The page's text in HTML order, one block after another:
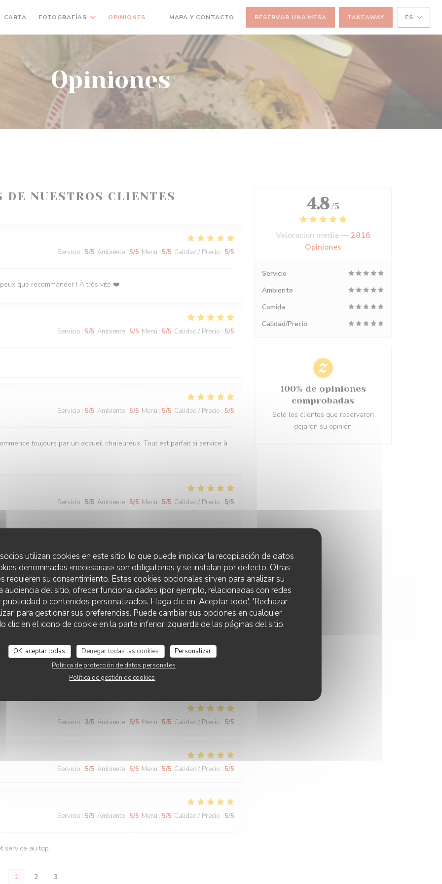
utilizan cookies en este sitio, lo que puede implicar la recopilación de datos
denominadas «necesarias» son obligatorias y se instalan por defecto. Otras
requieren su consentimiento. Estas cookies opcionales sirven para analizar su
audiencia del sitio, ofrecer funcionalidades (por ejemplo, relacionadas con redes
publicidad o contenidos personalizados. Haga clic en 'Aceptar todo', 'Rechazar
para gestionar sus preferencias. Puede cambiar sus opciones en cualquier
clic en el icono de cookie en la parte inferior izquierda de las páginas del sitio.
OK, aceptar todas Denegar todas las cookies
Personalizar
Política de protección de datos personales
Política de gestión de cookies
CARTA FOTOGRAFÍAS OPINIONES MAPA Y CONTACTO RESERVAR UNA MESA TAKEAWAY ES
Opiniones
DE NUESTROS CLIENTES
Servicio : 5/5 Ambiente : 5/5 Menú : 5/5 Calidad / Precio : 5/5
que recommander ! À très vite ❤️
Servicio : 5/5 Ambiente : 5/5 Menú : 5/5 Calidad / Precio : 5/5
Servicio : 5/5 Ambiente : 5/5 Menú : 5/5 Calidad / Precio : 5/5
toujours par un accueil chaleureux. Tout est parfait si service à
Servicio : 5/5 Ambiente : 5/5 Menú : 5/5 Calidad / Precio : 5/5
cuisine et un personnel au top !
Servicio:5/5 Ambiente: 5/5 Menú: 5 /5 Calidad / Precio: 5/5
Servicio:5/5 Ambiente: 5 /5 Menú
Servicio : 3/5 Ambiente : 5/5 Menú : 5/5 Calidad / Precio : 5/5
Servicio : 5/5 Ambiente : 5/5 Menú : 5/5 Calidad / Precio : 5/5
Servicio : 5/5 Ambiente : 5/5 Menú : 5/5 Calidad / Precio : 5/5
service au top
1 2 3
4.8 /5
Valoración media —2816
Opiniones
Servicio
Ambiente
Comida
Calidad/Precio
100% de opiniones
comprobadas
Solo los clientes que reservaron
dejaron su opinión